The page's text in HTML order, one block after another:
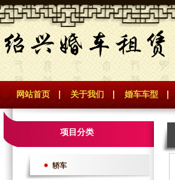
网站首页 关于我们 婚车车型
项目分类
轿车